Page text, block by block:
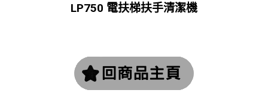
LP750 電扶梯扶手清潔機